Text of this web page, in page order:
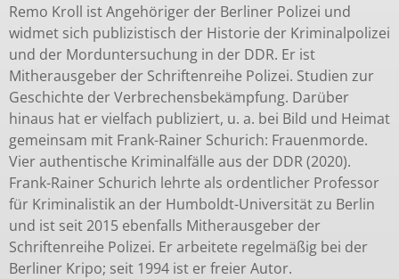
Remo Kroll ist Angehöriger der Berliner Polizei und
widmet sich publizistisch der Historie der Kriminalpolizei
und der Morduntersuchung in der DDR. Er ist
Mitherausgeber der Schriftenreihe Polizei. Studien zur
Geschichte der Verbrechensbekämpfung. Darüber
hinaus hat er vielfach publiziert, u. a. bei Bild und Heimat
gemeinsam mit Frank-Rainer Schurich: Frauenmorde.
Vier authentische Kriminalfälle aus der DDR (2020).
Frank-Rainer Schurich lehrte als ordentlicher Professor
für Kriminalistik an der Humboldt-Universität zu Berlin
und ist seit 2015 ebenfalls Mitherausgeber der
Schriftenreihe Polizei. Er arbeitete regelmäßig bei der
Berliner Kripo; seit 1994 ist er freier Autor.